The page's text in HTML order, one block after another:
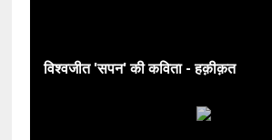
विश्वजीत 'सपन' की कविता - हक़ीक़त